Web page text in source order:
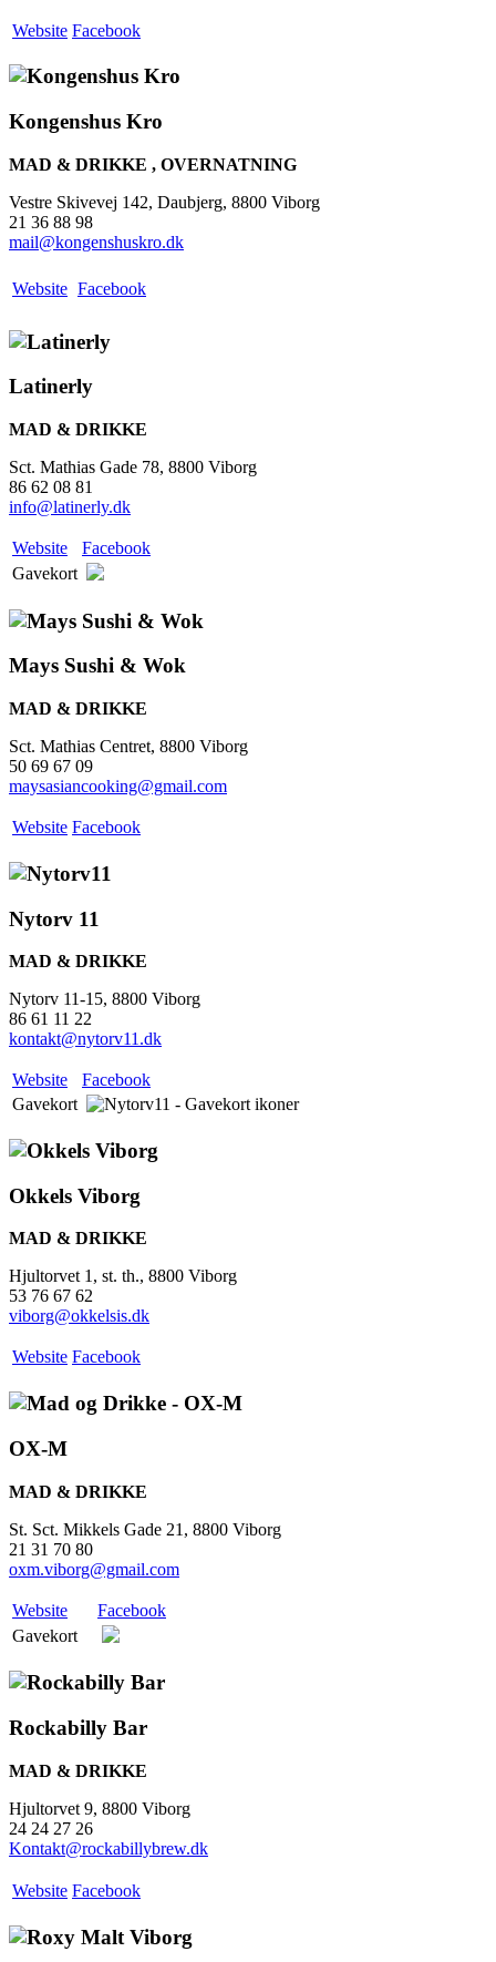
Website Facebook
Kongenshus Kro
MAD & DRIKKE , OVERNATNING
Vestre Skivevej 142, Daubjerg, 8800 Viborg
21 36 88 98
mail@kongenshuskro.dk
Website Facebook
Latinerly
MAD & DRIKKE
Sct. Mathias Gade 78, 8800 Viborg
86 62 08 81
info@latinerly.dk
Website
Facebook
Gavekort
Mays Sushi & Wok
MAD & DRIKKE
Sct. Mathias Centret, 8800 Viborg
50 69 67 09
maysasiancooking@gmail.com
Website Facebook
Nytorv 11
MAD & DRIKKE
Nytorv 11-15, 8800 Viborg
86 61 11 22
kontakt@nytorv11.dk
Website
Facebook
Gavekort
Okkels Viborg
MAD & DRIKKE
Hjultorvet 1, st. th., 8800 Viborg
53 76 67 62
viborg@okkelsis.dk
Website Facebook
OX-M
MAD & DRIKKE
St. Sct. Mikkels Gade 21, 8800 Viborg
21 31 70 80
oxm.viborg@gmail.com
Website
Facebook
Gavekort
Rockabilly Bar
MAD & DRIKKE
Hjultorvet 9, 8800 Viborg
24 24 27 26
Kontakt@rockabillybrew.dk
Website Facebook